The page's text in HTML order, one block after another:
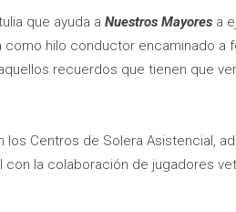
que ayuda a Nuestros Mayores a
hilo conductor encaminado a
recuerdos que tienen que
los Centros de Solera Asistencial,
la colaboración de jugadores